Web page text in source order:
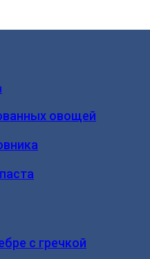
овощей
с гречкой